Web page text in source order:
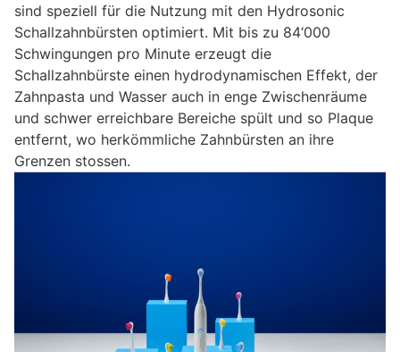
sind speziell für die Nutzung mit den Hydrosonic
Schallzahnbürsten optimiert. Mit bis zu 84‘000
Schwingungen pro Minute erzeugt die
Schallzahnbürste einen hydrodynamischen Effekt, der
Zahnpasta und Wasser auch in enge Zwischenräume
und schwer erreichbare Bereiche spült und so Plaque
entfernt, wo herkömmliche Zahnbürsten an ihre
Grenzen stossen.